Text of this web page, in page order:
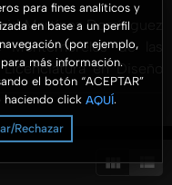
para fines analíticos y
en base a un perfil
(por ejemplo,
para más información.
el botón “ACEPTAR”
haciendo click AQUÍ.
Rechazar
Martínez Domínguez
de las
en Diseño
en Diseño
de Monterrey